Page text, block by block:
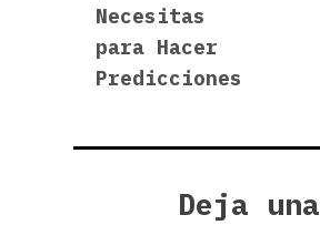
Necesitas
para Hacer
Predicciones
Deja una